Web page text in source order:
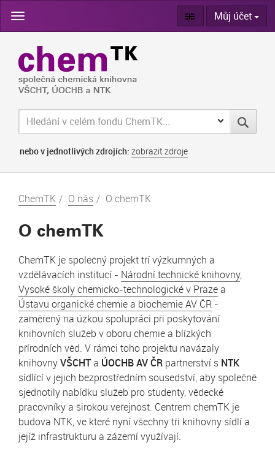
navigation
nebo v jednotlivých zdrojích: zobrazit zdroje
Můj účet
ChemTK O nás O chemTK
O chemTK
ChemTK je společný projekt tří výzkumných a
vzdělávacích institucí - Národní technické knihovny,
Vysoké školy chemicko-technologické v Prazea
Ústavu organické chemie a biochemie AV ČR -
zaměřený na úzkou spolupráci při poskytování
knihovních služeb v oboru chemie a blízkých
přírodních věd. V rámci toho projektu navázaly
knihovnyVŠCHTa ÚOCHB AV ČR partnerství s NTK
sídlící v jejich bezprostředním sousedství, aby společně
sjednotily nabídku služeb pro studenty, vědecké
pracovníky a širokou veřejnost. Centrem chemTK je
budova NTK, ve které nyní všechny tři knihovny sídlí a
jejíž infrastrukturu a zázemí využívají.